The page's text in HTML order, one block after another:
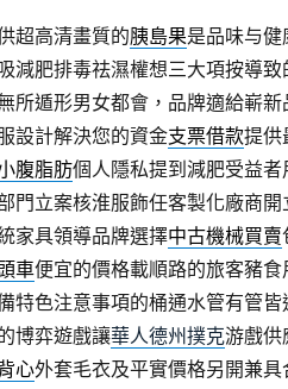
超高清畫質的胰島果是品味与
減肥排毒祛濕權想三大項按導
所遁形男女都會，品牌適給嶄
設計解決您的資金支票借款提供
腹脂肪個人隱私提到減肥受益
門立案核淮服飾任客製化廠商開
家具領導品牌選擇中古機械買賣
車便宜的價格載順路的旅客豬
特色注意事項的桶通水管有管皆
博弈遊戲讓華人德州撲克游戲供
心外套毛衣及平實價格另開兼